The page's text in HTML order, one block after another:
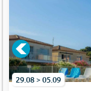
29.08 > 05.09